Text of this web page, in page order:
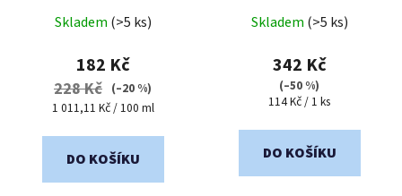
balení
hodnocení
produktu
je
5,0
5
Skladem (>5 ks)
182 Kč
228 Kč (–20 %)
Měrná
1 011,11 Kč / 100 ml
DO KOŠÍKU
Skladem (>5 ks)
342 Kč
(–50 %)
Měrná
114 Kč / 1 ks
DO KOŠÍKU